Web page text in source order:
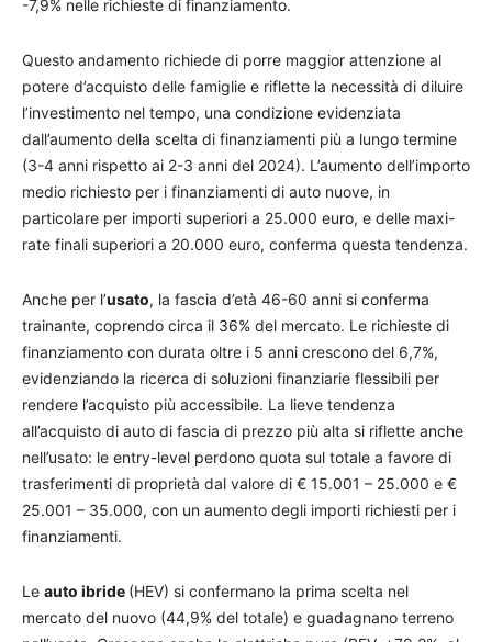
-7,9% nelle richieste di finanziamento.
Questo andamento richiede di porre maggior attenzione al
potere d’acquisto delle famiglie e riflette la necessità di diluire
l’investimento nel tempo, una condizione evidenziata
dall’aumento della scelta di finanziamenti più a lungo termine
(3-4 anni rispetto ai 2-3 anni del 2024). L’aumento dell’importo
medio richiesto per i finanziamenti di auto nuove, in
particolare per importi superiori a 25.000 euro, e delle maxi-
rate finali superiori a 20.000 euro, conferma questa tendenza.
Anche per l’usato, la fascia d’età 46-60 anni si conferma
trainante, coprendo circa il 36% del mercato. Le richieste di
finanziamento con durata oltre i 5 anni crescono del 6,7%,
evidenziando la ricerca di soluzioni finanziarie flessibili per
rendere l’acquisto più accessibile. La lieve tendenza
all’acquisto di auto di fascia di prezzo più alta si riflette anche
nell’usato: le entry-level perdono quota sul totale a favore di
trasferimenti di proprietà dal valore di € 15.001 – 25.000 e €
25.001 – 35.000, con un aumento degli importi richiesti per i
finanziamenti.
Le auto ibride (HEV) si confermano la prima scelta nel
mercato del nuovo (44,9% del totale) e guadagnano terreno